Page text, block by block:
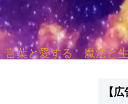
言葉と愛する 魔法
【